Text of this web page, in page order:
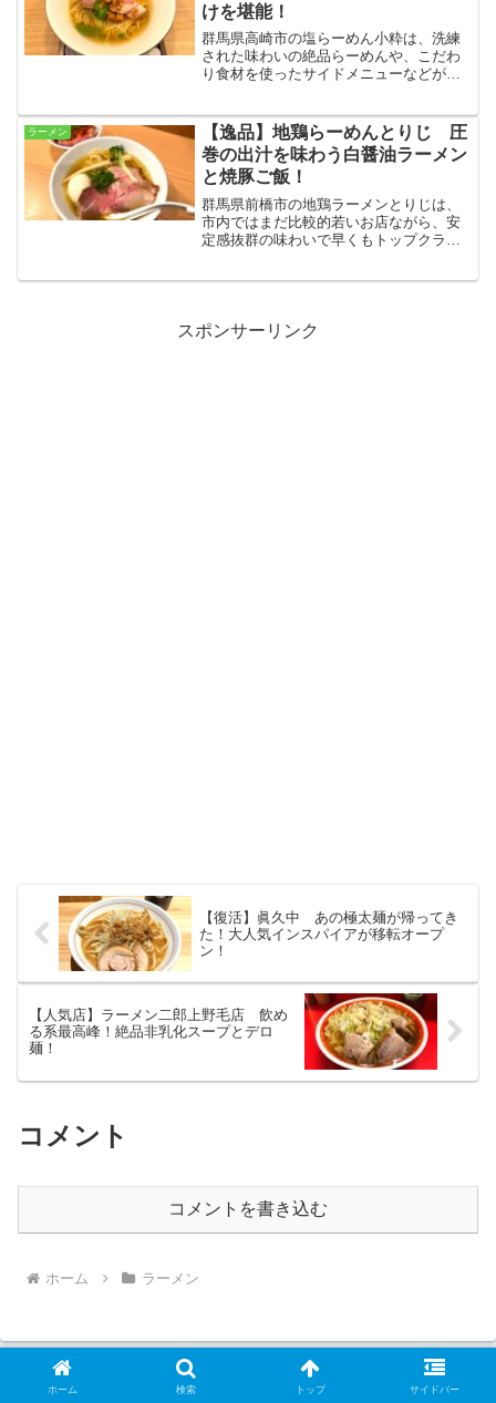
けを堪能！
群馬県高崎市の塩らーめん小粋は、洗練
された味わいの絶品らーめんや、こだわ
り食材を使ったサイドメニューなどが楽
をオーダーし、地力の高さと随所に光る
センスを堪能しました☆
ラーメン
【逸品】地鶏らーめんとりじ 圧
巻の出汁を味わう白醤油ラーメン
と焼豚ご飯！
群馬県前橋市の地鶏ラーメンとりじは、
市内ではまだ比較的若いお店ながら、安
定感抜群の味わいで早くもトップクラス
スポンサーリンク
【復活】眞久中 あの極太麺が帰ってき
た！大人気インスパイアが移転オープ
ン！
【人気店】ラーメン二郎上野毛店 飲め
る系最高峰！絶品非乳化スープとデロ
麺！
コメント
コメントを書き込む
ホーム ラーメン
ホーム 検索 トップ サイドバー